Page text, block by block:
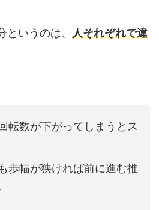
というのは、 人それぞれで違
転数が下がってしまうとス
歩幅が狭ければ前に進む推